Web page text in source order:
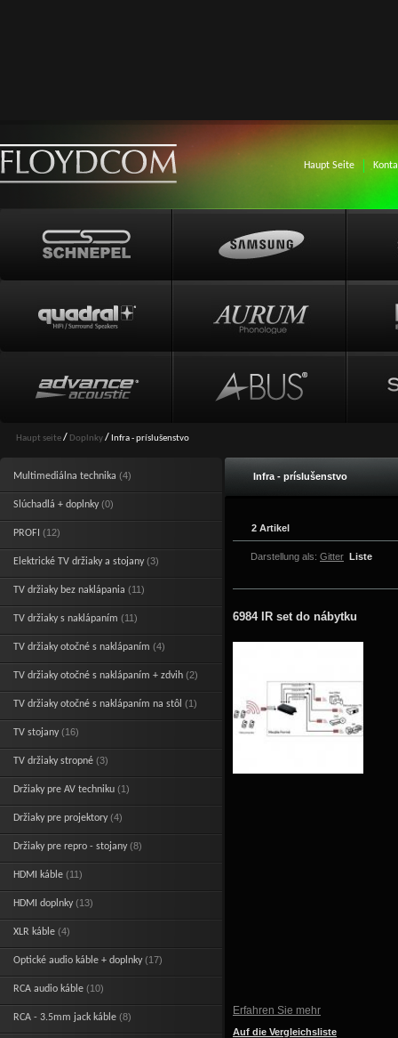
Haupt Seite
Haupt seite/ Doplnky/ Infra - príslušenstvo
Multimediálna technika (4)
Slúchadlá + doplnky (0)
PROFI (12)
Elektrické TV držiaky a stojany (3)
TV držiaky bez naklápania (11)
TV držiaky s naklápaním (11)
TV držiaky otočné s naklápaním (4)
TV držiaky otočné s naklápaním + zdvih (2)
TV držiaky otočné s naklápaním na stôl (1)
TV stojany (16)
TV držiaky stropné (3)
Držiaky pre AV techniku (1)
Držiaky pre projektory (4)
Držiaky pre repro - stojany (8)
HDMI káble (11)
HDMI doplnky (13)
XLR káble (4)
Optické audio káble + doplnky (17)
RCA audio káble (10)
RCA - 3.5mm jack káble (8)
Infra - príslušenstvo
2 Artikel
Darstellung als: Gitter Liste
6984 IR set do nábytku
Erfahren Sie mehr
Auf die Vergleichsliste